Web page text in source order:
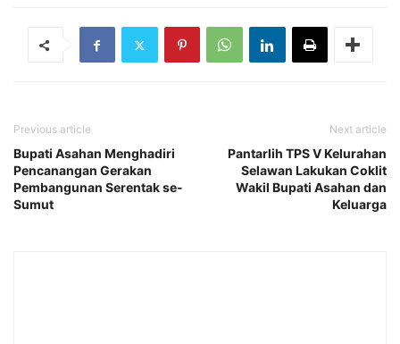
Previous article
Bupati Asahan Menghadiri
Pencanangan Gerakan
Pembangunan Serentak se-
Sumut
Next article
Pantarlih TPS V Kelurahan
Selawan Lakukan Coklit
Wakil Bupati Asahan dan
Keluarga